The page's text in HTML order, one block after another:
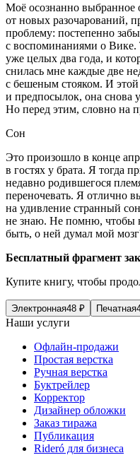
Моё осознанно выбранное
от новых разочарований,
проблему: постепенно
с воспоминаниями о
уже целых два года, и
снилась мне каждые две
с бешеным стояком. И
и предпосылок, она снова
Но перед этим, словно на
Сон
Это произошло в конце
в гостях у брата. Я тогда
недавно родившегося
переночевать. Я отлично
на удивление странный
не знаю. Не помню, чтобы
быть, о ней думал мой
Бесплатный фрагмент
Купите книгу, чтобы
Электронная48 ₽ Печатная
Наши услуги
Офлайн-продажи
Простая верстка
Ручная верстка
Буктрейлер
Корректор
Дизайнер обложки
Заказ тиража
Публикация
Rideró для бизнеса